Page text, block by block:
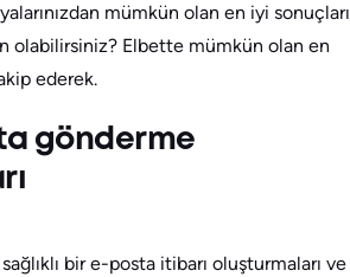
mümkün olan en iyi sonuçları
olabilirsiniz? Elbette mümkün olan en
ederek.
gönderme
sağlıklı bir e-posta itibarı oluşturmaları ve